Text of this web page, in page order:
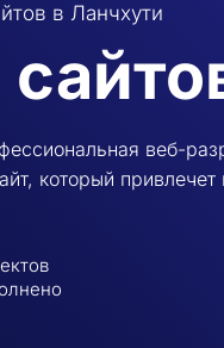
в Ланчхути
веб-
который